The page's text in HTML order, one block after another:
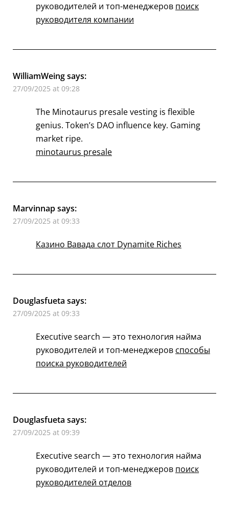
руководителей и топ-менеджеров поиск
руководителя компании
WilliamWeingsays:
27/09/2025 at 09:28
The Minotaurus presale vesting is flexible
genius. Token’s DAO influence key. Gaming
market ripe.
minotaurus presale
Marvinnapsays:
27/09/2025 at 09:33
Казино Вавада слот Dynamite Riches
Douglasfueta says:
27/09/2025 at 09:33
Executive search — это технология найма
руководителей и топ-менеджеров способы
поиска руководителей
Douglasfueta says:
27/09/2025 at 09:39
Executive search — это технология найма
руководителей и топ-менеджеров поиск
руководителей отделов